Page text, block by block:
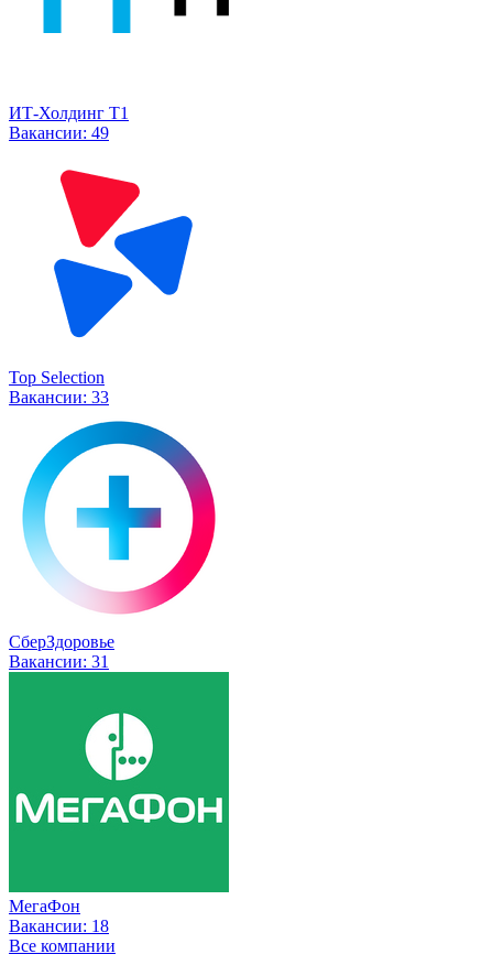
ИТ-Холдинг Т1
Вакансии: 49
Top Selection
Вакансии: 33
СберЗдоровье
Вакансии: 31
МегаФон
Вакансии: 18
Все компании